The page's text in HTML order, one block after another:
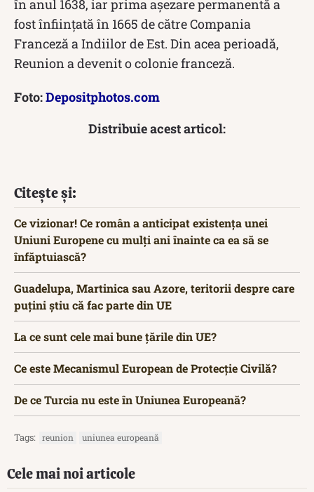
în anul 1638, iar prima așezare permanentă a
fost înființată în 1665 de către Compania
Franceză a Indiilor de Est. Din acea perioadă,
Reunion a devenit o colonie franceză.
Foto:Depositphotos.com
Distribuie acest articol:
Citește și:
Ce vizionar! Ce român a anticipat existența unei
Uniuni Europene cu mulți ani înainte ca ea să se
înfăptuiască?
Guadelupa, Martinica sau Azore, teritorii despre care
puțini știu că fac parte din UE
La ce sunt cele mai bune țările din UE?
Ce este Mecanismul European de Protecție Civilă?
De ce Turcia nu este în Uniunea Europeană?
Tags: reunion uniunea europeană
Cele mai noi articole